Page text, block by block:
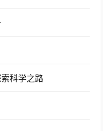
科学之路